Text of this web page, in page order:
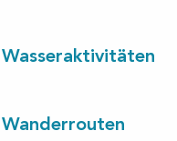
Wasseraktivitäten
Wanderrouten
39
Sie uns